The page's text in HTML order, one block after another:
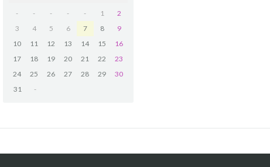
- - - - - 1
2
3
4 5 6 7 8
9
10
11 12 13 14 15
16
17
18 19 20 21 22
23
24
25 26 27 28 29
30
31
-